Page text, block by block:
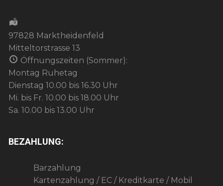
97828 Marktheidenfeld
Mitteltorstrasse 13
Öffnungszeiten (Sommer):
Montag Ruhetag
Dienstag 10.00 bis 16.30 Uhr
Mi. bis Fr. 10.00 bis 18.00 Uhr
Sa. 10.00 bis 13.00 Uhr
BEZAHLUNG:
Barzahlung
Kartenzahlung / EC / Kreditkarte / Mobil